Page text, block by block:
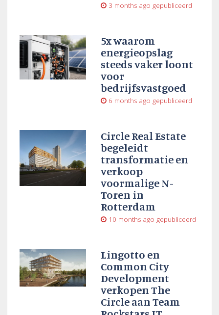
3 months ago gepubliceerd
5x waarom
energieopslag
steeds vaker loont
voor
bedrijfsvastgoed
6 months ago gepubliceerd
Circle Real Estate
begeleidt
transformatie en
verkoop
voormalige N-
Toren in
Rotterdam
10 months ago gepubliceerd
Lingotto en
Common City
Development
verkopen The
Circle aan Team